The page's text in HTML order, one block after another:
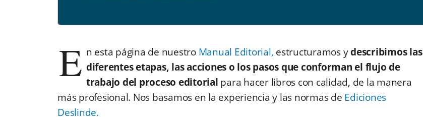
E n esta página de nuestro Manual Editorial, estructuramos ydescribimos las
diferentes etapas, las acciones o los pasos que conforman el flujo de
trabajo del proceso editorial para hacer libros con calidad, de la manera
más profesional. Nos basamos en la experiencia y las normas de Ediciones
Deslinde.